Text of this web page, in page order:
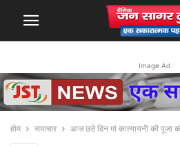
Image Ad
होम समाचार आज छठे दिन मां कात्यायनी की पूजा